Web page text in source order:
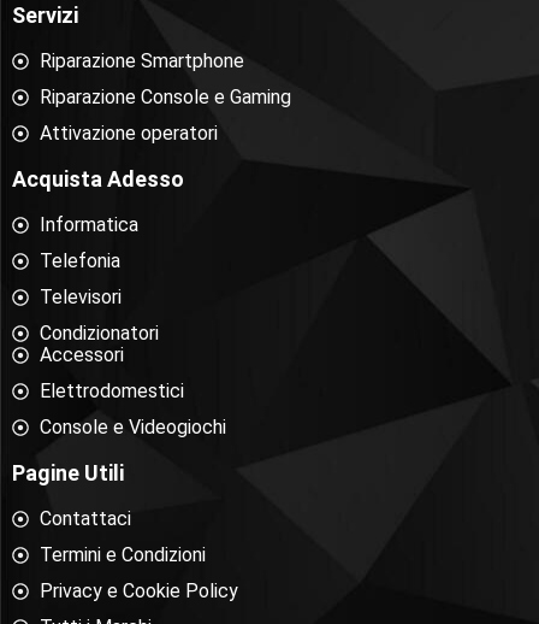
Servizi
Riparazione Smartphone
Riparazione Console e Gaming
Attivazione operatori
Acquista Adesso
Informatica
Telefonia
Televisori
Condizionatori
Accessori
Elettrodomestici
Console e Videogiochi
Pagine Utili
Contattaci
Termini e Condizioni
Privacy e Cookie Policy